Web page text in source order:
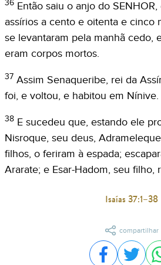
36 Então saiu o anjo do
assírios a cento e oitenta e cinco
se levantaram pela manhã cedo,
eram corpos mortos.
37 Assim Senaqueribe, rei da
foi, e voltou, e habitou em Nínive.
38 E sucedeu que, estando ele
Nisroque, seu deus,
filhos, o feriram à espada;
Ararate; e Esar-Hadom, seu filho,
Isaías 37:1–38
compartilhar
Compartilhar